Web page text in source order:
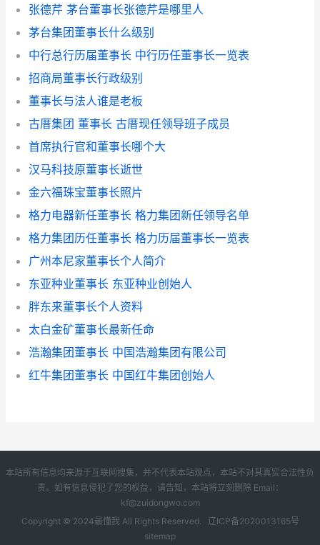
张德芹 茅台董事长张德芹是哪里人
茅台集团董事长什么级别
中行总行历届董事长 中行历任董事长一览表
招商局董事长行政级别
董事长与法人谁是老板
古厝集团 董事长 古厝现任领导班子成员
首席执行官和董事长哪个大
汉马科技原董事长逝世
金六福珠宝董事长照片
格力电器新任董事长 格力集团新任领导名单
格力集团历任董事长 格力历届董事长一览表
广州本尼家董事长个人简介
东亚种业董事长 东亚种业创始人
胖东来董事长个人资料
太白金矿董事长最新任命
浩瀚集团董事长 中国浩瀚集团有限公司
红牛集团董事长 中国红牛集团创始人
本站所有信息均来源于互联网搜集，并不代表本站观点，本站不对其真实合法性负
责。如有信息侵犯了您的权益，请告知，本站将立刻删除 Email：
kf@zuidongwo.com
Copyright © 2024最懂我All Rights Reserved. 辽ICP备2020013165号
sitemap